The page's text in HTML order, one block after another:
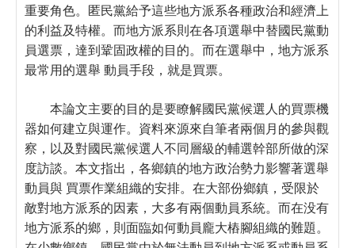
重要角色。匿民黨給予這些地方派系各種政治和經濟上
的利益及特權。而地方派系則在各項選舉中替國民黨動
員選票，達到鞏固政權的目的。而在選舉中，地方派系
最常用的選舉 動員手段，就是買票。
本論文主要的目的是要瞭解國民黨候選人的買票機
器如何建立與運作。資料來源來自筆者兩個月的參與觀
察，以及對國民黨候選人不同層級的輔選幹部所做的深
度訪談。本文指出，各鄉鎮的地方政治勢力影響著選舉
動員與 買票作業組織的安排。在大部份鄉鎮，受限於
敵對地方派系的因素，大多有兩個動員系統。而在没有
地方派系的鄉，則面臨如何動員龐大樁腳組織的難題。